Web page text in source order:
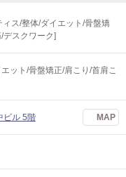
ス/整体/ダイエット/骨盤矯
デスクワーク]
ット/骨盤矯正/肩こり/首肩こ
ビル 5階 MAP